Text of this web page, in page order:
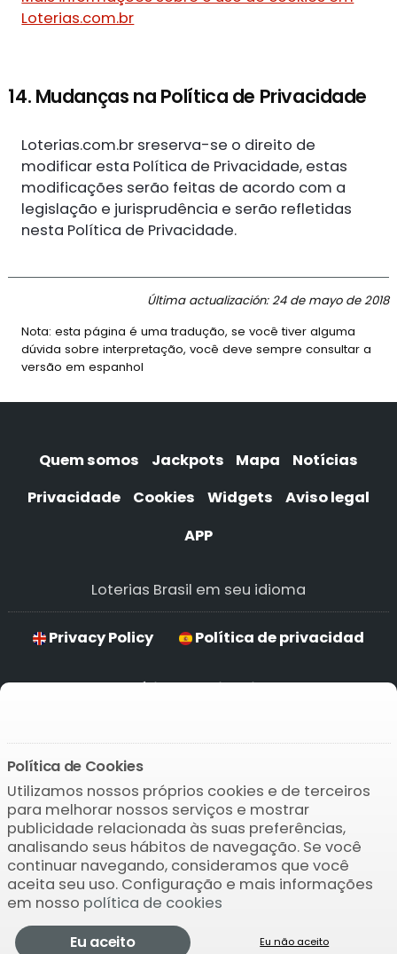
Loterias.com.br
14. Mudanças na Política de Privacidade
Loterias.com.br sreserva-se o direito de
modificar esta Política de Privacidade, estas
modificações serão feitas de acordo com a
legislação e jurisprudência e serão refletidas
nesta Política de Privacidade.
Última actualización: 24 de mayo de 2018
Nota: esta página é uma tradução, se você tiver alguma
dúvida sobre interpretação, você deve sempre consultar a
versão em espanhol
Quem somos Jackpots Mapa
Notícias
Privacidade
Cookies Widgets
Aviso legal
APP
Loterias Brasil em seu idioma
Privacy Policy Política de privacidad
Política de privacidade
Hinweise zum Datenschutz
Baixar o APP
Política de Cookies
Utilizamos nossos próprios cookies e de terceiros
para melhorar nossos serviços e mostrar
publicidade relacionada às suas preferências,
analisando seus hábitos de navegação. Se você
continuar navegando, consideramos que você
aceita seu uso. Configuração e mais informações
em nosso política de cookies
Eu aceito
Eu não aceito